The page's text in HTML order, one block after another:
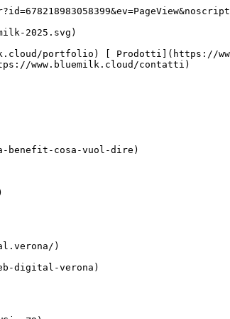
www.bluemilk.cloud/contatti)
benefit-cosa-vuol-dire)
)
digital-verona)